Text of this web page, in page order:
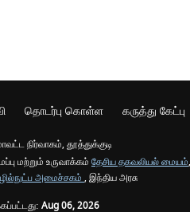
தொடர்பு கொள்ள கருத்து கேட்பு
நிர்வாகம், தூத்துக்குடி
மற்றும் உருவாக்கம் தேசிய தகவலியல் மையம்,
அமைச்சகம் , இந்திய அரசு
Aug 06, 2026